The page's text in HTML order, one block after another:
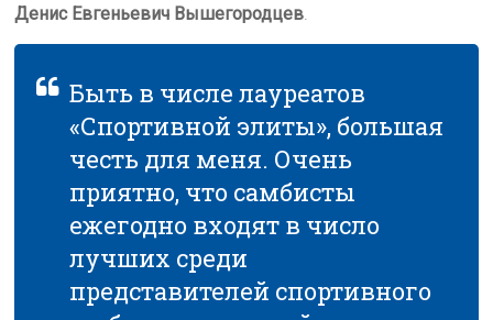
Денис Евгеньевич Вышегородцев
Быть в числе лауреатов
«Спортивной элиты», большая
честь для меня. Очень
приятно, что самбисты
ежегодно входят в число
лучших среди
представителей спортивного